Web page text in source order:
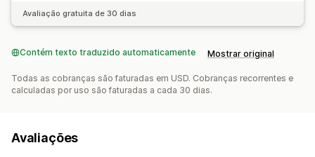
Avaliação gratuita de 30 dias
Contém texto traduzido automaticamente Mostrar original
Todas as cobranças são faturadas em USD. Cobranças recorrentes e
calculadas por uso são faturadas a cada 30 dias.
Avaliações